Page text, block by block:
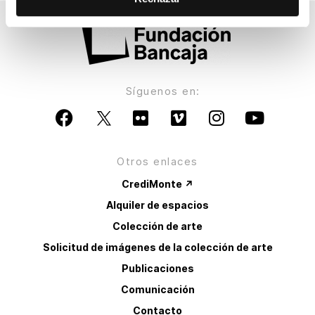
Síguenos en:
Otros enlaces
CrediMonte ↗
Alquiler de espacios
Colección de arte
Solicitud de imágenes de la colección de arte
Publicaciones
Comunicación
Contacto